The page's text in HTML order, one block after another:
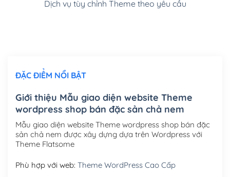
Cài đặt SMTP Mail cho site Wordpress(+100,000₫)
Mua thêm Host + Tên miền
Tên miền quốc tế .com .net .org (1 năm)
Tên miền Việt Nam .vn (1 năm)(+550,000₫)
Hosting 2GB SSD (1 năm)(+450,000₫)
Dịch vụ tùy chỉnh Theme theo yêu cầu
ĐẶC ĐIỂM NỔI BẬT
Giới thiệu Mẫu giao diện website Theme
wordpress shop bán đặc sản chả nem
Mẫu giao diện website Theme wordpress shop bán đặc
sản chả nem được xây dựng dựa trên Wordpress với
Theme Flatsome
Phù hợp với web: Theme WordPress Cao Cấp